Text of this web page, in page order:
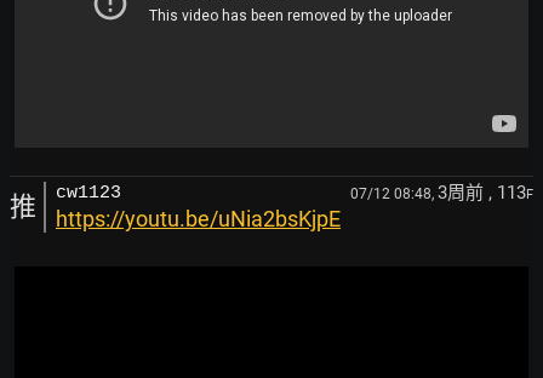
推 cw1123 07/12 08:48, 3周前 , 113F
https://youtu.be/uNia2bsKjpE